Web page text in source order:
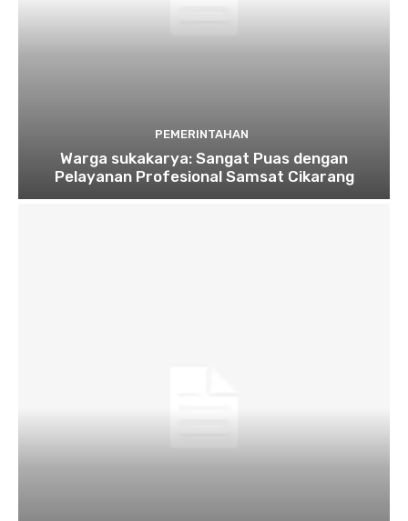
PEMERINTAHAN
Warga sukakarya: Sangat Puas dengan
Pelayanan Profesional Samsat Cikarang